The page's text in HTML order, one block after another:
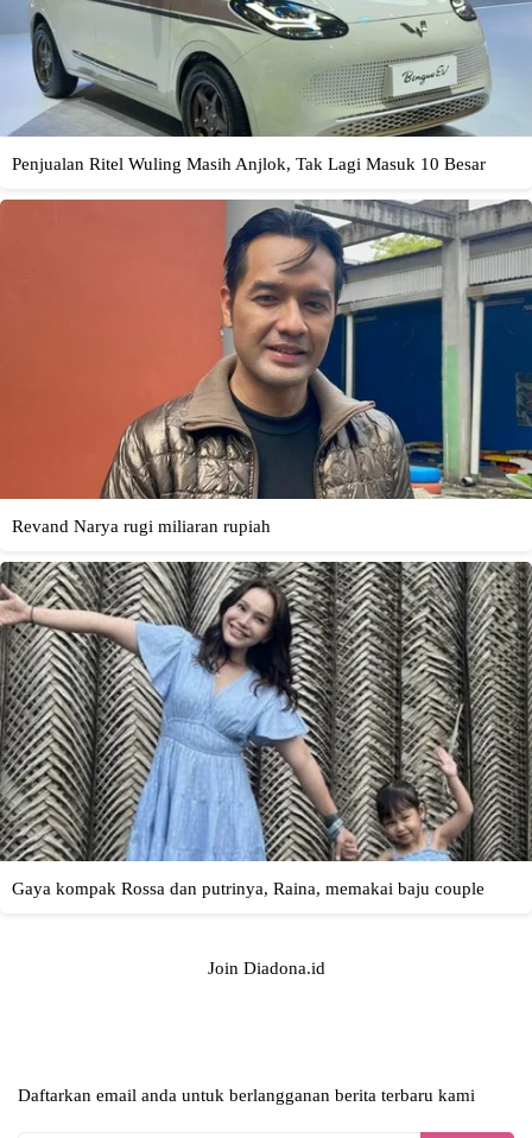
Join Diadona.id
Daftarkan email anda untuk berlangganan berita terbaru kami